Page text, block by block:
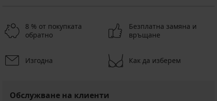
8 % от покупката
обратно
Безплатна замяна и
връщане
Изгодна Как да изберем
Обслужване на клиенти